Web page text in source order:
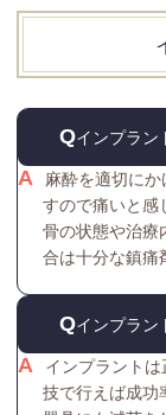
インプラン
麻酔を適切に
すので痛いと感
骨の状態や治療
合は十分な鎮痛
インプラン
インプラント
技で行えば成功